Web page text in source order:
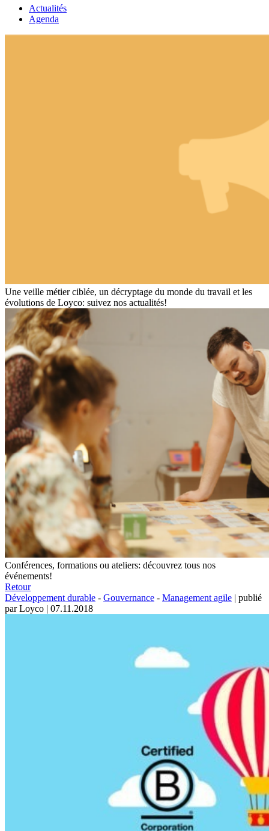
Actualités
Agenda
Une veille métier ciblée, un décryptage du monde du travail et les
évolutions de Loyco: suivez nos actualités!
Conférences, formations ou ateliers: découvrez tous nos
événements!
Retour
Développement durable - Gouvernance - Management agile | publié
par Loyco | 07.11.2018